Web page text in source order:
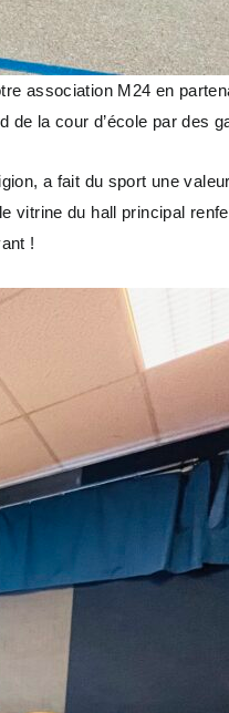
association M24 en
la cour d’école par des
a fait du sport une
du hall principal
!